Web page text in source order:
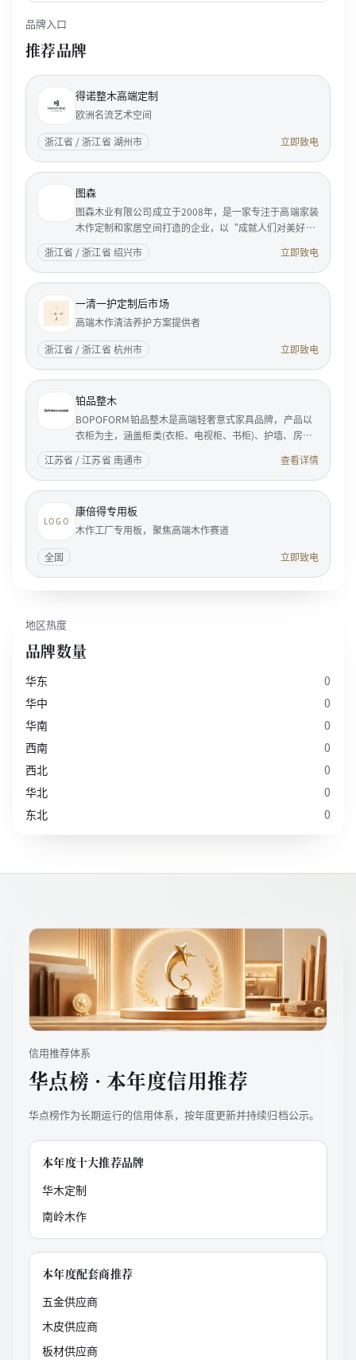
品牌入口
推荐品牌
得诺整木高端定制
欧洲名流艺术空间
浙江省 / 浙江省 湖州市
立即致电
图森
图森木业有限公司成立于2008年，是一家专注于高端家装
木作定制和家居空间打造的企业，以“成就人们对美好居
家生活的向往”为使命，服务国内外成功人士和精英客
户。 <p...
浙江省 / 浙江省 绍兴市 立即致电
一清一护定制后市场
高端木作清洁养护方案提供者
浙江省 / 浙江省 杭州市
立即致电
铂品整木
BOPOFORM铂品整木是高端轻奢意式家具品牌，产品以
衣柜为主，涵盖柜类(衣柜、电视柜、书柜)、护墙、房
门。BOPOFORM是典型的意大利风格的家居企业，是享
誉国际家具...
江苏省 / 江苏省 南通市 查看详情
LOGO
康倍得专用板
木作工厂专用板，聚焦高端木作赛道
全国
立即致电
地区热度
品牌数量
华东
0
华中
0
华南
0
西南
0
西北
0
华北
0
东北
0
信用推荐体系
华点榜 · 本年度信用推荐
华点榜作为长期运行的信用体系，按年度更新并持续归档公示。
本年度十大推荐品牌
华木定制
南岭木作
本年度配套商推荐
五金供应商
木皮供应商
板材供应商